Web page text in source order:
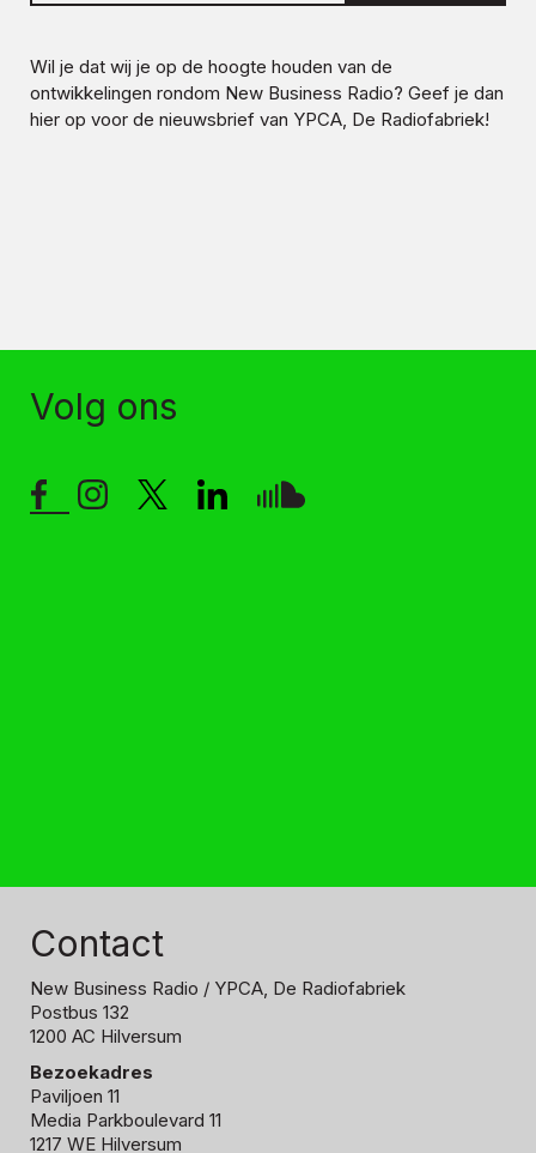
Wil je dat wij je op de hoogte houden van de
ontwikkelingen rondom New Business Radio? Geef je dan
hier op voor de nieuwsbrief van YPCA, De Radiofabriek!
Volg ons
Contact
New Business Radio / YPCA, De Radiofabriek
Postbus 132
1200 AC Hilversum
Bezoekadres
Paviljoen 11
Media Parkboulevard 11
1217 WE Hilversum